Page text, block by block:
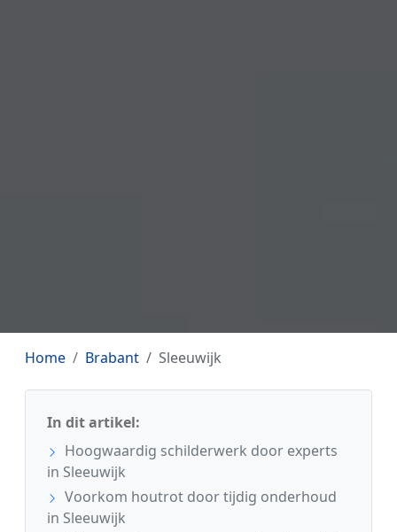
Home Brabant Sleeuwijk
In dit artikel:
Hoogwaardig schilderwerk door experts
in Sleeuwijk
Voorkom houtrot door tijdig onderhoud
in Sleeuwijk